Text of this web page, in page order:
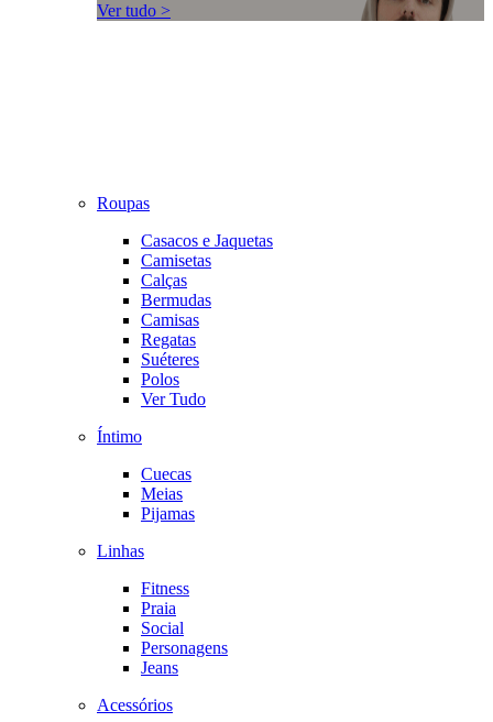
Ver tudo >
Roupas
Casacos e Jaquetas
Camisetas
Calças
Bermudas
Camisas
Regatas
Suéteres
Polos
Ver Tudo
Íntimo
Cuecas
Meias
Pijamas
Linhas
Fitness
Praia
Social
Personagens
Jeans
Acessórios